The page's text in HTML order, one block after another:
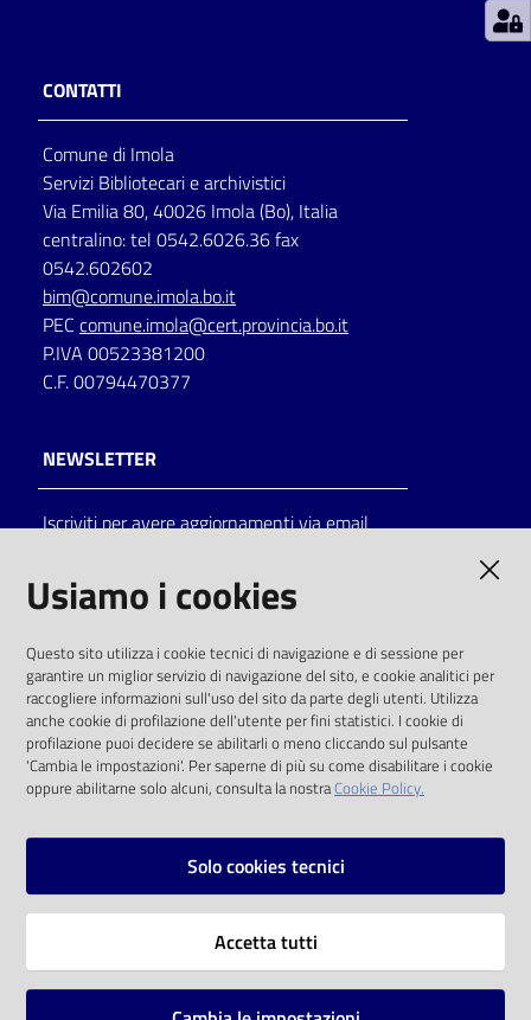
lettura
Seguici
su
Catalogo
Eventi
Chiedi al
bibliotecario
Avvisi
CONTATTI
Comune di Imola
Servizi Bibliotecari e archivistici
Via Emilia 80, 40026 Imola (Bo), Italia
centralino: tel 0542.6026.36 fax
0542.602602
bim@comune.imola.bo.it
PEC comune.imola@cert.provincia.bo.it
P.IVA 00523381200
C.F. 00794470377
NEWSLETTER
Iscriviti per avere aggiornamenti via email
solo alle condizioni previste dalla direttiva
comunitaria 2003/98/CE e dal d.lgs. 36/2006
SOCIAL
Instagram
Vai alla pagina
Usiamo i cookies
Questo sito utilizza i cookie tecnici di navigazione e di sessione per
garantire un miglior servizio di navigazione del sito, e cookie analitici per
raccogliere informazioni sull'uso del sito da parte degli utenti. Utilizza
anche cookie di profilazione dell'utente per fini statistici. I cookie di
profilazione puoi decidere se abilitarli o meno cliccando sul pulsante
'Cambia le impostazioni'. Per saperne di più su come disabilitare i cookie
oppure abilitarne solo alcuni, consulta la nostraCookie Policy.
Solo cookies tecnici
Accetta tutti